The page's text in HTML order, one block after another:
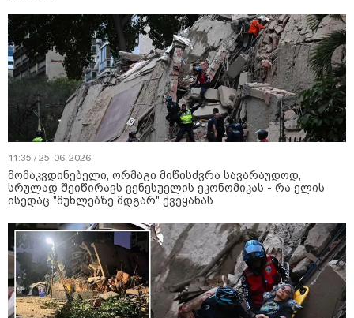
11:35 / 25-06-2026
მომაკვდინებელი, ორმაგი მიწისძვრა სავარაუდოდ,
სრულად შეიწირავს ვენესუელის ეკონომიკას - რა ელის
ისედაც "მუხლებზე მდგარ" ქვეყანას